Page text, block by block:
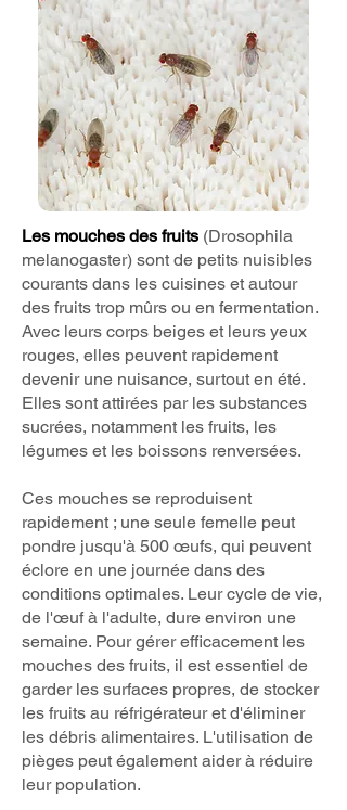
Les mouches des fruits (Drosophila
melanogaster) sont de petits nuisibles
courants dans les cuisines et autour
des fruits trop mûrs ou en fermentation.
Avec leurs corps beiges et leurs yeux
rouges, elles peuvent rapidement
devenir une nuisance, surtout en été.
Elles sont attirées par les substances
sucrées, notamment les fruits, les
légumes et les boissons renversées.
Ces mouches se reproduisent
rapidement ; une seule femelle peut
pondre jusqu'à 500 œufs, qui peuvent
éclore en une journée dans des
conditions optimales. Leur cycle de vie,
de l'œuf à l'adulte, dure environ une
semaine. Pour gérer efficacement les
mouches des fruits, il est essentiel de
garder les surfaces propres, de stocker
les fruits au réfrigérateur et d'éliminer
les débris alimentaires. L'utilisation de
pièges peut également aider à réduire
leur population.